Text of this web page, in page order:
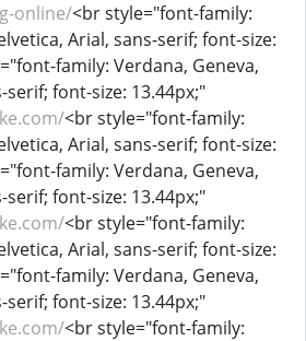
online/<br style="font-family:
Arial, sans-serif; font-size:
family: Verdana, Geneva,
serif; font-size: 13.44px;"
<br style="font-family:
Arial, sans-serif; font-size:
family: Verdana, Geneva,
serif; font-size: 13.44px;"
<br style="font-family:
Arial, sans-serif; font-size:
family: Verdana, Geneva,
serif; font-size: 13.44px;"
<br style="font-family: